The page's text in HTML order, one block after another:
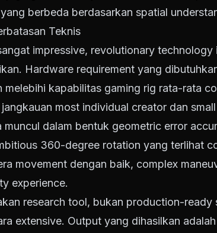
berbeda berdasarkan spatial
Teknis
impressive, revolutionary technology
Hardware requirement yang
melebihi kapabilitas gaming rig rata-rata
most individual creator dan
muncul dalam bentuk geometric error
360-degree rotation yang terlihat
movement dengan baik, complex
experience.
research tool, bukan production-
extensive. Output yang dihasilkan